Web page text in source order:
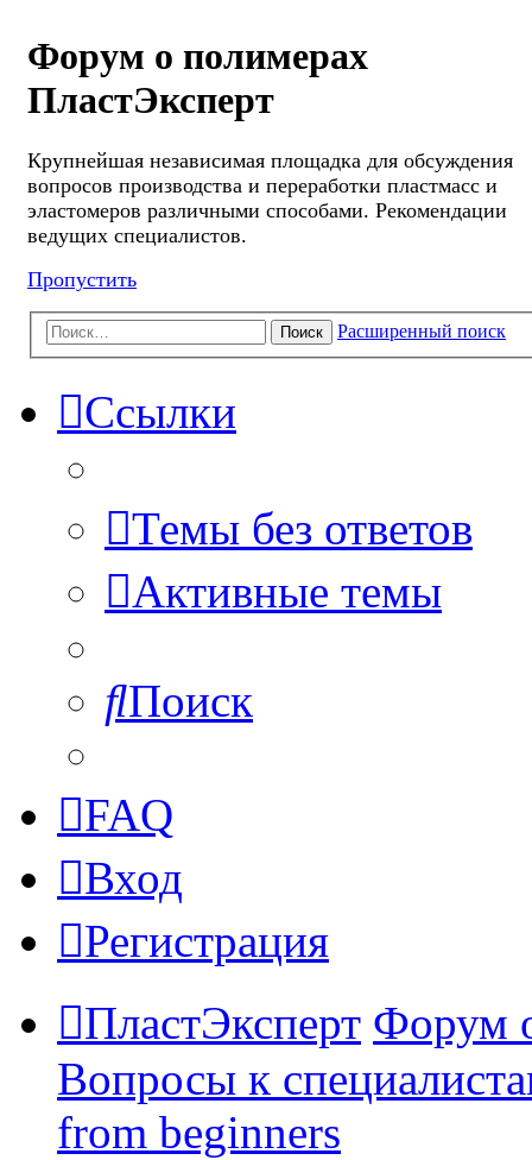
Форум о полимерах
ПластЭксперт
Крупнейшая независимая площадка для обсуждения
вопросов производства и переработки пластмасс и
эластомеров различными способами. Рекомендации
ведущих специалистов.
Пропустить
Поиск Расширенный поиск
Ссылки
Темы без ответов
Активные темы
Поиск
FAQ
Вход
Регистрация
ПластЭксперт Форум
Вопросы к
from beginners